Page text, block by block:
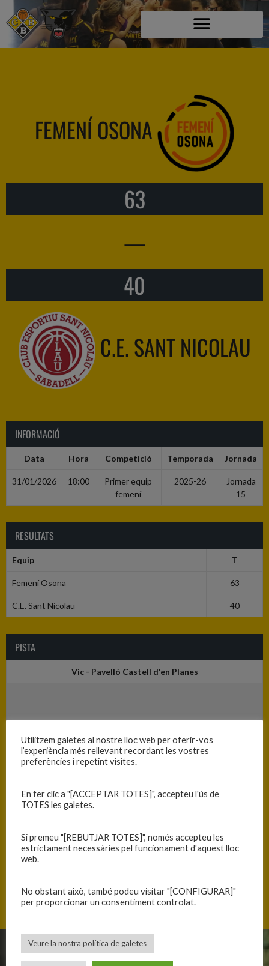
FEMENÍ OSONA
63
—
40
C.E. SANT NICOLAU
INFORMACIÓ
Data Hora Competició Temporada Jornada
31/01/2026 18:00
Primer equip
femení
2025-26
Jornada
15
RESULTATS
Equip T
Femení Osona 63
C.E. Sant Nicolau 40
PISTA
Vic - Pavelló Castell d'en Planes
Plaça del Pare Millan s/n, 08500 Vic, Catalunya
Utilitzem galetes al nostre lloc web per oferir-vos
l’experiència més rellevant recordant les vostres
preferències i repetint visites.
En fer clic a "[ACCEPTAR TOTES]", accepteu l'ús de
TOTES les galetes.
Si premeu "[REBUTJAR TOTES]", només accepteu les
estrictament necessàries pel funcionament d'aquest lloc
web.
No obstant això, també podeu visitar "[CONFIGURAR]"
per proporcionar un consentiment controlat.
Veure la nostra política de galetes